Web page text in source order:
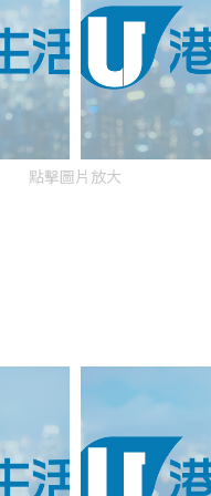
點擊圖片放大